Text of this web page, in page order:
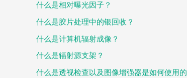
什么是相对曝光因子？
什么是胶片处理中的银回收？
什么是计算机辐射成像？
什么是辐射源支架？
什么是透视检查以及图像增强器是如何使用的